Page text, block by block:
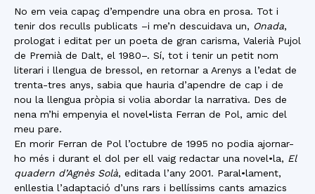
No em veia capaç d’empendre una obra en prosa. Tot i
tenir dos reculls publicats –i me’n descuidava un, Onada,
prologat i editat per un poeta de gran carisma, Valerià Pujol
de Premià de Dalt, el 1980–. Sí, tot i tenir un petit nom
literari i llengua de bressol, en retornar a Arenys a l’edat de
trenta-tres anys, sabia que hauria d’apendre de cap i de
nou la llengua pròpia si volia abordar la narrativa. Des de
nena m’hi empenyia el novel•lista Ferran de Pol, amic del
meu pare.
En morir Ferran de Pol l’octubre de 1995 no podia ajornar-
ho més i durant el dol per ell vaig redactar una novel•la, El
quadern d’Agnès Solà, editada l’any 2001. Paral•lament,
enllestia l’adaptació d’uns rars i bellíssims cants amazics